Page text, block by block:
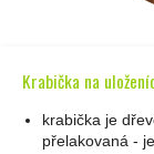
Krabička na
krabička je
přelakovaná -